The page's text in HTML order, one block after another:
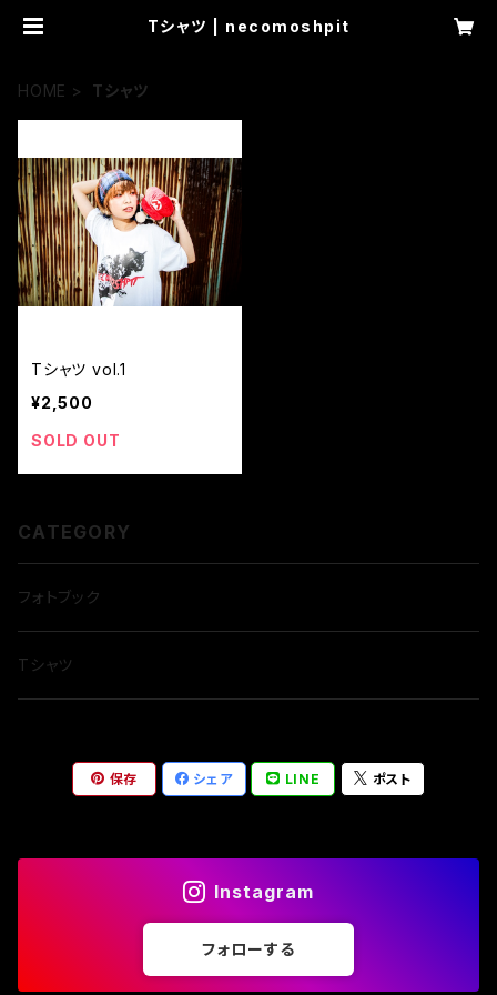
Tシャツ | necomoshpit
HOME Tシャツ
Tシャツ vol.1
¥2,500
SOLD OUT
CATEGORY
フォトブック
Tシャツ
保存 シェア LINE ポスト
Instagram
フォローする